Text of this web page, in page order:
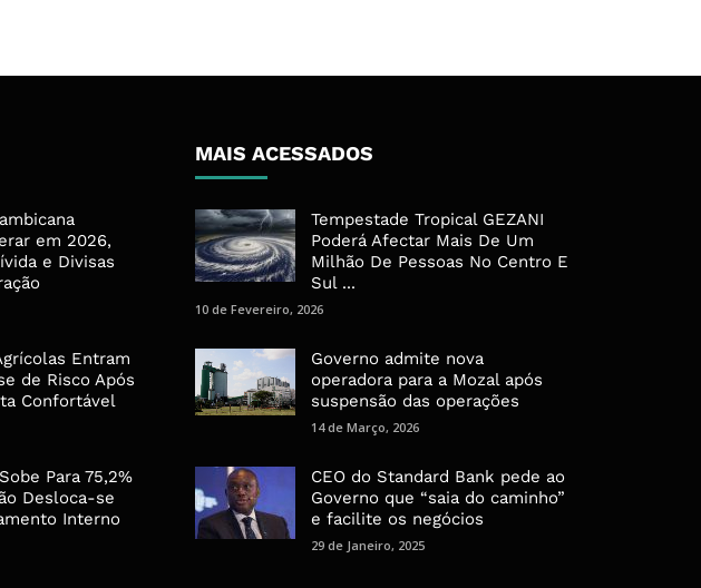
em 2026,
e Divisas
Entram
de Risco Após
Confortável
Para 75,2%
Desloca-se
Interno
MAIS ACESSADOS
Tempestade Tropical GEZANI
Poderá Afectar Mais De Um
Milhão De Pessoas No Centro E
Sul ...
10 de Fevereiro, 2026
Governo admite nova
operadora para a Mozal após
suspensão das operações
14 de Março, 2026
CEO do Standard Bank pede ao
Governo que “saia do caminho”
e facilite os negócios
29 de Janeiro, 2025